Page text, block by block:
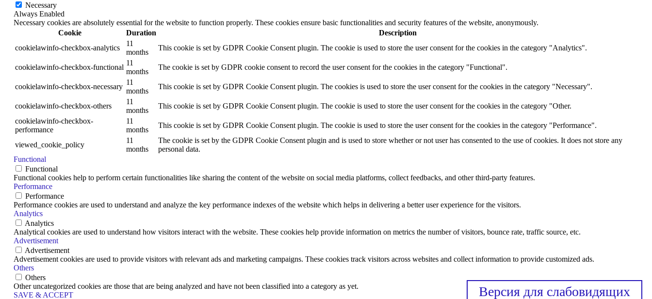
Версия для слабовидящих
Necessary
Always Enabled
Necessary cookies are absolutely essential for the website to function properly. These cookies ensure basic functionalities and security features of the website, anonymously.
Cookie
Duration
Description
cookielawinfo-checkbox-analytics
11
months
This cookie is set by GDPR Cookie Consent plugin. The cookie is used to store the user consent for the cookies in the category "Analytics".
cookielawinfo-checkbox-functional
11
months
The cookie is set by GDPR cookie consent to record the user consent for the cookies in the category "Functional".
cookielawinfo-checkbox-necessary
11
months
This cookie is set by GDPR Cookie Consent plugin. The cookies is used to store the user consent for the cookies in the category "Necessary".
cookielawinfo-checkbox-others
11
months
This cookie is set by GDPR Cookie Consent plugin. The cookie is used to store the user consent for the cookies in the category "Other.
cookielawinfo-checkbox-
performance
11
months
This cookie is set by GDPR Cookie Consent plugin. The cookie is used to store the user consent for the cookies in the category "Performance".
viewed_cookie_policy
11
months
The cookie is set by the GDPR Cookie Consent plugin and is used to store whether or not user has consented to the use of cookies. It does not store any
personal data.
Functional
Functional
Functional cookies help to perform certain functionalities like sharing the content of the website on social media platforms, collect feedbacks, and other third-party features.
Performance
Performance
Performance cookies are used to understand and analyze the key performance indexes of the website which helps in delivering a better user experience for the visitors.
Analytics
Analytics
Analytical cookies are used to understand how visitors interact with the website. These cookies help provide information on metrics the number of visitors, bounce rate, traffic source, etc.
Advertisement
Advertisement
Advertisement cookies are used to provide visitors with relevant ads and marketing campaigns. These cookies track visitors across websites and collect information to provide customized ads.
Others
Others
Other uncategorized cookies are those that are being analyzed and have not been classified into a category as yet.
SAVE & ACCEPT